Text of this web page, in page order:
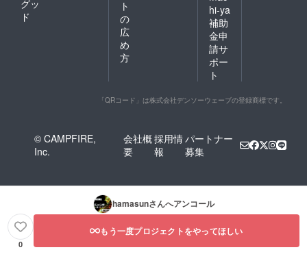
グッ
ド
ト
の
広
め
方
hi-ya
補助
金申
請サ
ポー
ト
「QRコード」は株式会社デンソーウェーブの登録商標です。
© CAMPFIRE,
Inc.
会社概
要
採用情
報
パートナー
募集
hamasunさんへアンコール
0
もう一度プロジェクトをやってほしい